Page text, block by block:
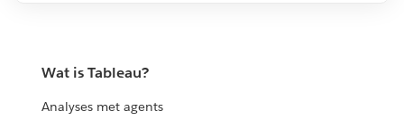
Wat is Tableau?
Analyses met agents